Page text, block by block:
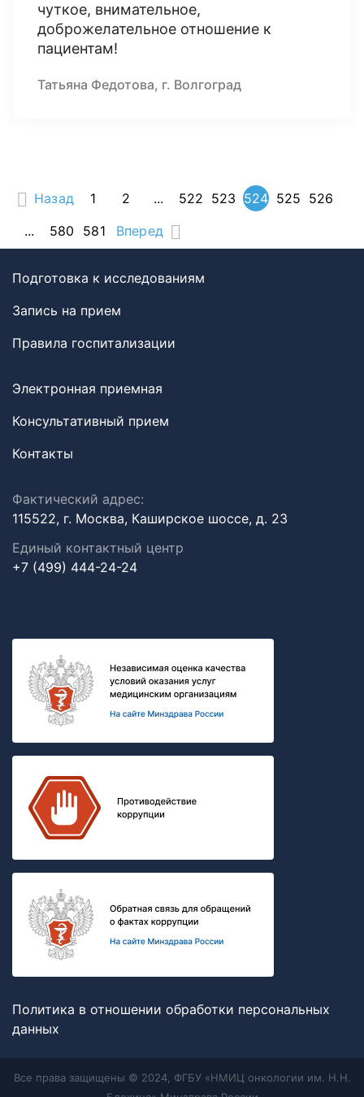
чуткое, внимательное,
доброжелательное отношение к
пациентам!
Татьяна Федотова, г. Волгоград
Назад 1 2 ... 522 523 524 525 526
...
580 581 Вперед
Подготовка к исследованиям
Запись на прием
Правила госпитализации
Электронная приемная
Консультативный прием
Контакты
Фактический адрес:
115522, г. Москва, Каширское шоссе, д. 23
Единый контактный центр
+7 (499) 444-24-24
Политика в отношении обработки персональных
данных
Все права защищены © 2024, ФГБУ «НМИЦ онкологии им. Н.Н.